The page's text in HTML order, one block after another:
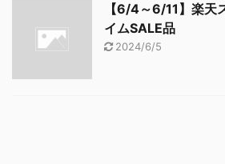
【6/4～6/11】楽天
イムSALE品
2024/6/5